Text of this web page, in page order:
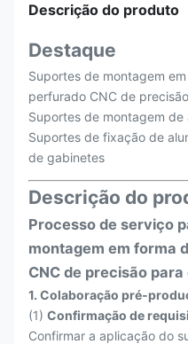
Descrição do produto
Destaque
Suportes de montagem
perfurado CNC de
Suportes de montagem
Suportes de fixação de
de gabinetes
Descrição do
Processo de serviço
montagem em forma
CNC de precisão
1. Colaboração pré-
(1) Confirmação de
Confirmar a aplicação do